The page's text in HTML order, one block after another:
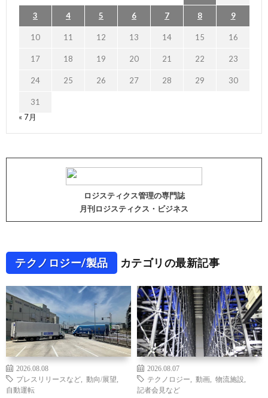
3 4 5 6 7 8 9
10 11 12 13 14 15 16
17 18 19 20 21 22 23
24 25 26 27 28 29 30
31
« 7月
ロジスティクス管理の専門誌
月刊ロジスティクス・ビジネス
テクノロジー/製品 カテゴリの最新記事
2026.08.08
プレスリリースなど
動向/展望
自動運転
2026.08.07
テクノロジー
動画 物流施設
記者会見など